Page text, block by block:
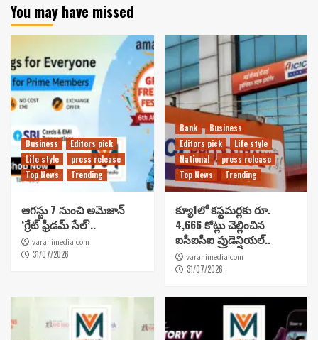
You may have missed
Business
Editors pick
Life style
press release
Top News
Trending
ఆగస్టు 7 నుంచి అమెజాన్
‘గ్రేట్ ఫ్రీడమ్ సేల్’..
varahimedia.com
31/07/2026
Bank
Business
Editors pick
Life style
National
press release
Top News
Trending
క్యూ1లో కస్టమర్లకు రూ.
4,666 కోట్లు చెల్లించిన
ఐసీఐసీఐ ప్రుడెన్షియల్..
varahimedia.com
31/07/2026